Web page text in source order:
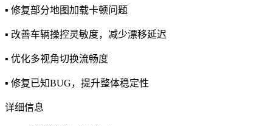
▪️ 修复部分地图加载卡顿问题
▪️ 改善车辆操控灵敏度，减少漂移延迟
▪️ 优化多视角切换流畅度
▪️ 修复已知BUG，提升整体稳定性
详细信息